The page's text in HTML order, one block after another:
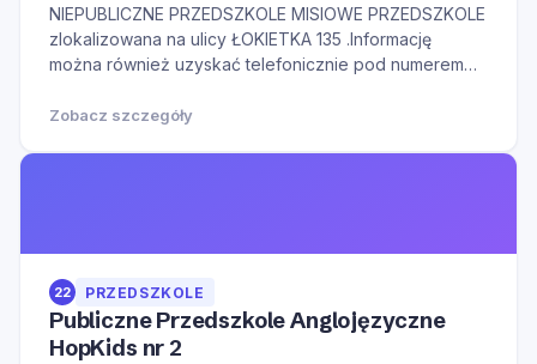
NIEPUBLICZNE PRZEDSZKOLE MISIOWE PRZEDSZKOLE
zlokalizowana na ulicy ŁOKIETKA 135 .Informację
można również uzyskać telefonicznie pod numerem
kontaktu w godzinach otwarcia oraz na Naszą stronę
Zobacz szczegóły
22 PRZEDSZKOLE
Publiczne Przedszkole Anglojęzyczne
HopKids nr 2